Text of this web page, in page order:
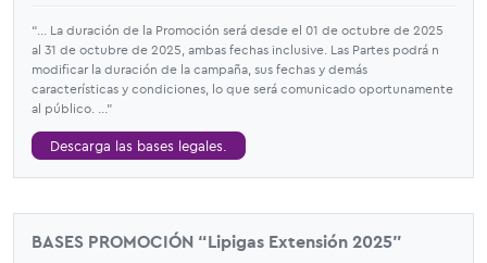
“... La duración de la Promoción será desde el 01 de octubre de 2025
al 31 de octubre de 2025, ambas fechas inclusive. Las Partes podrá n
modificar la duración de la campaña, sus fechas y demás
características y condiciones, lo que será comunicado oportunamente
al público. ...”
Descarga las bases legales.
BASES PROMOCIÓN “Lipigas Extensión 2025”